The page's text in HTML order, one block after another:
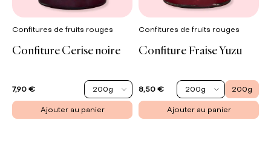
Confitures de fruits rouges
Confiture Cerise noire
7,90 € 200g
Ajouter au panier
Confitures de fruits rouges
Confiture Fraise Yuzu
8,50 € 200g 200g
Ajouter au panier